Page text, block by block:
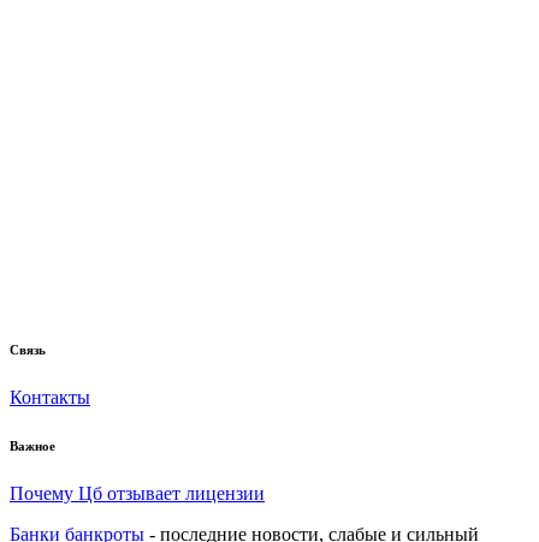
Связь
Контакты
Важное
Почему Цб отзывает лицензии
Банки банкроты - последние новости, слабые и сильный